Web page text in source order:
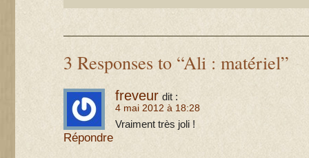
3 Responses to “Ali : matériel”
freveur dit :
4 mai 2012 à 18:28
Vraiment très joli !
Répondre